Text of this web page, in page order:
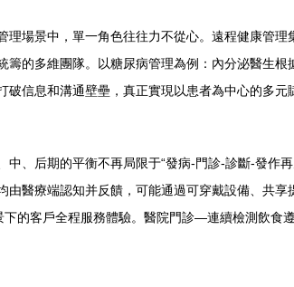
場景中，單一角色往往力不從心。遠程健康管
的多維團隊。以糖尿病管理為例：內分泌醫生
信息和溝通壁壘，真正實現以患者為中心的多元
、后期的平衡不再局限于“發病-門診-診斷-發作
醫療端認知并反饋，可能通過可穿戴設備、共
的客戶全程服務體驗。醫院門診—連續檢測飲食